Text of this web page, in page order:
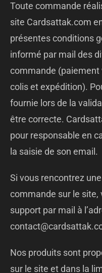
Toute commande
site Cardsattak.com
présentes conditions
informé par mail des
commande (paiement
colis et expédition).
fournie lors de la
être correcte.
pour responsable en
la saisie de son email.
Si vous rencontrez
commande sur le site,
support par mail à
contact@c
Nos produits sont
sur le site et dans la